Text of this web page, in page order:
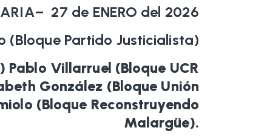
27 de ENERO del 2026
(Bloque Partido Justicialista)
Villarruel (Bloque UCR
González (Bloque Unión
(Bloque Reconstruyendo
Malargüe).